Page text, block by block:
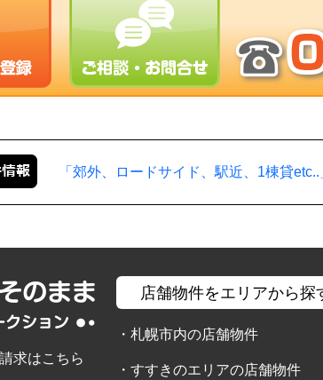
「郊外、ロードサイド、駅近、1棟貸
求はこちら
店舗物件をエリアから探
・札幌市内の店舗物件
・すすきのエリアの店舗物件